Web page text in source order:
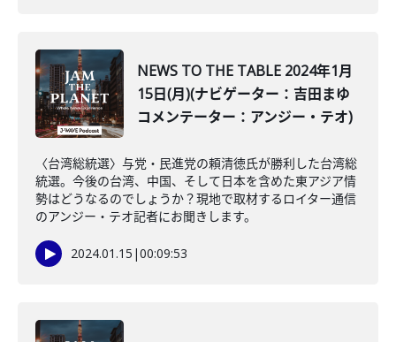
NEWS TO THE TABLE 2024年1月
15日(月)(ナビゲーター：吉田まゆ
コメンテーター：アンジー・テオ)
〈台湾総統選〉与党・民進党の頼清徳氏が勝利した台湾総
統選。今後の台湾、中国、そして日本を含めた東アジア情
勢はどうなるのでしょうか？現地で取材するロイター通信
のアンジー・テオ記者にお聞きします。
2024.01.15 |00:09:53